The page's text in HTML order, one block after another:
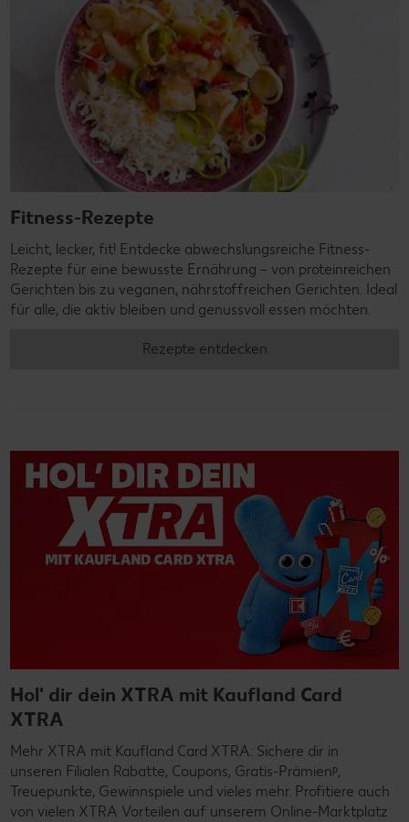
Fitness-Rezepte
Leicht, lecker, fit! Entdecke abwechslungsreiche Fitness-
Rezepte für eine bewusste Ernährung – von proteinreichen
Gerichten bis zu veganen, nährstoffreichen Gerichten. Ideal
für alle, die aktiv bleiben und genussvoll essen möchten.
Rezepte entdecken
Hol' dir dein XTRA mit Kaufland Card
XTRA
Mehr XTRA mit Kaufland Card XTRA: Sichere dir in
unseren Filialen Rabatte, Coupons, Gratis-Prämienᵖ,
Treuepunkte, Gewinnspiele und vieles mehr. Profitiere auch
von vielen XTRA Vorteilen auf unserem Online-Marktplatz